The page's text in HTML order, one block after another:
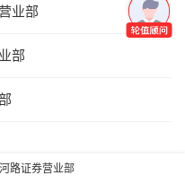
业部
部
路证券营业部